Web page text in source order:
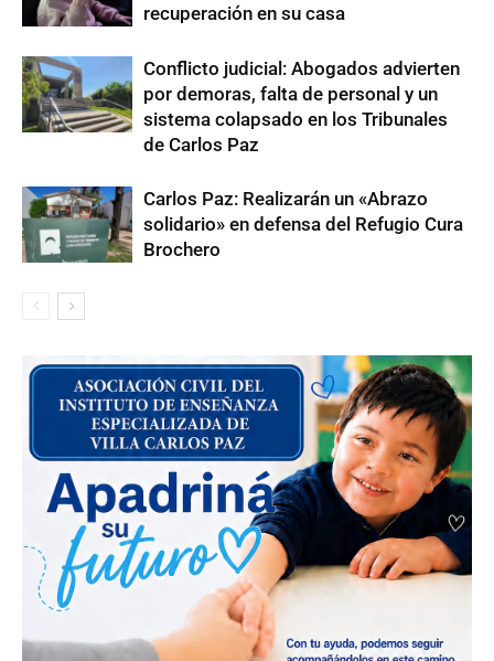
recuperación en su casa
Conflicto judicial: Abogados advierten
por demoras, falta de personal y un
sistema colapsado en los Tribunales
de Carlos Paz
Carlos Paz: Realizarán un «Abrazo
solidario» en defensa del Refugio Cura
Brochero